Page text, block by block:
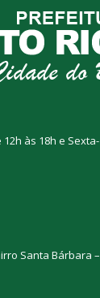
às 18h e Sexta-
Santa Bárbara –